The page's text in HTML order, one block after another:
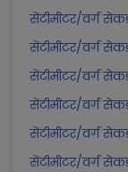
सेंटीमीटर/वर्ग
सेंटीमीटर/वर्ग
सेंटीमीटर/वर्ग
सेंटीमीटर/वर्ग
सेंटीमीटर/वर्ग
सेंटीमीटर/वर्ग